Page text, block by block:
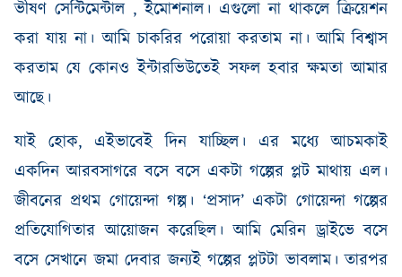
ভীষণ সেন্টিমেন্টাল ,ইমোশনাল। এগুলো না থাকলে ক্রিয়েশন
করা যায় না। আমি চাকরির পরোয়া করতাম না। আমি বিশ্বাস
করতাম যে কোনও ইন্টারভিউতেই সফল হবার ক্ষমতা আমার
আছে।
যাই হোক, এইভাবেই দিন যাচ্ছিল। এর মধ্যে আচমকাই
একদিন আরবসাগরে বসে বসে একটা গল্পের প্লট মাথায় এল।
জীবনের প্রথম গোয়েন্দা গল্প। ‘প্রসাদ’ একটা গোয়েন্দা গল্পের
প্রতিযোগিতার আয়োজন করেছিল। আমি মেরিন ড্রাইভে বসে
বসে সেখানে জমা দেবার জন্যই গল্পের প্লটটা ভাবলাম। তারপর